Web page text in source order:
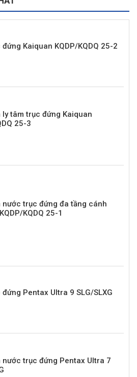
Kaiquan KQDP/KQDQ 25-2
ly tâm trục đứng Kaiquan
25-3
nước trục đứng đa tầng cánh
KQDQ 25-1
Pentax Ultra 9 SLG/SLXG
nước trục đứng Pentax Ultra 7